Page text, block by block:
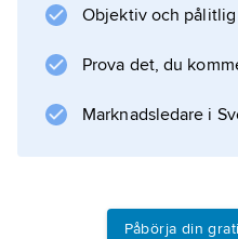
Information
Objektiv och pålitlig
Prova det, du
Marknadsledare i
Påbörja din